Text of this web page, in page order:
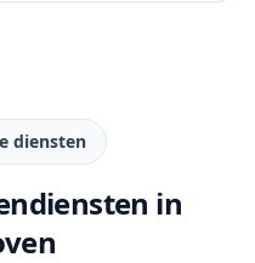
diensten
in